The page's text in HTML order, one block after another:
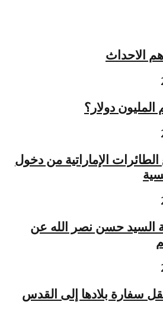
الاحداث
دولار؟
ﺍﻹﻣﺎﺭﺍﺗﻴﺔ ﻣﻦ ﺩﺧﻮﻝ
السيد حسن نصر الله عن
نقل سفارة بلادها إلى القدس